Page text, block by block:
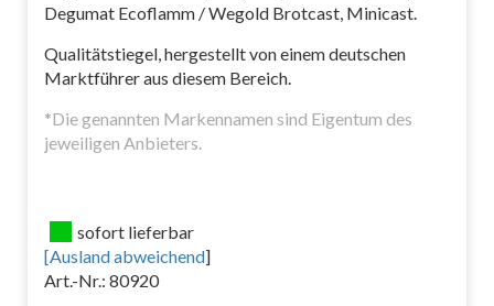
Degumat Ecoflamm / Wegold Brotcast, Minicast.
Qualitätstiegel, hergestellt von einem deutschen
Marktführer aus diesem Bereich.
*Die genannten Markennamen sind Eigentum des
jeweiligen Anbieters.
sofort lieferbar
[Ausland abweichend]
Art.-Nr.: 80920